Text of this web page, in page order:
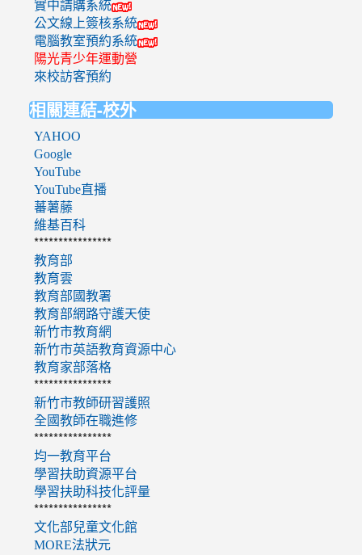
實中請購系統
公文線上簽核系統
電腦教室預約系統
陽光青少年運動營
來校訪客預約
相關連結-校外
YAHOO
Google
YouTube
YouTube直播
蕃薯藤
維基百科
****************
教育部
教育雲
教育部國教署
教育部網路守護天使
新竹市教育網
新竹市英語教育資源中心
教育家部落格
****************
新竹市教師研習護照
全國教師在職進修
****************
均一教育平台
學習扶助資源平台
學習扶助科技化評量
****************
文化部兒童文化館
MORE法狀元